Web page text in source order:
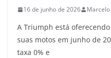
16 de junho de 2026 Marcelo
A Triumph está
suas motos em junho de
taxa 0% e